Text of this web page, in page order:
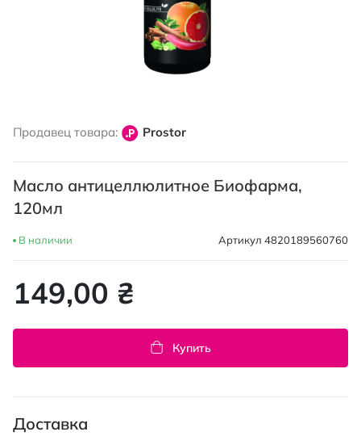
началу
изображений
Продавец товара: Prostor
Масло антицеллюлитное Биофарма,
120мл
В наличии Артикул 4820189560760
149,00 ₴
Купить
Доставка